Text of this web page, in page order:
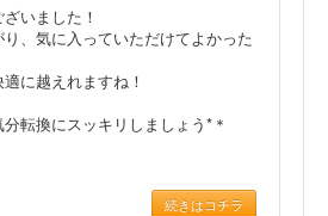
いました！
、気に入っていただけてよかった
に越えれますね！
転換にスッキリしましょう*＊
続きはコチラ